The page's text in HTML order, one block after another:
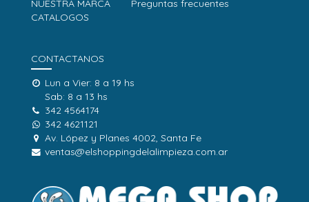
NUESTRA MARCA
CATALOGOS
Preguntas frecuentes
CONTACTANOS
Lun a Vier: 8 a 19 hs
Sab: 8 a 13 hs
342 4564174
342 4621121
Av. López y Planes 4002, Santa Fe
ventas@elshoppingdelalimpieza.com.ar